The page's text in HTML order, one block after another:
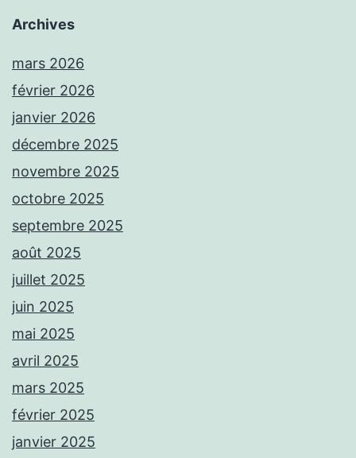
Archives
mars 2026
février 2026
janvier 2026
décembre 2025
novembre 2025
octobre 2025
septembre 2025
août 2025
juillet 2025
juin 2025
mai 2025
avril 2025
mars 2025
février 2025
janvier 2025